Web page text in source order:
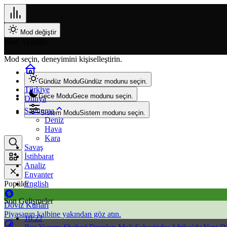
Mod değiştir
Mod seçin, deneyimini kişiselleştirin.
Gündüz ModuGündüz modunu seçin.
Gece ModuGece modunu seçin.
Sistem ModuSistem modunu seçin.
Popüler
Döviz Kurları
Piyasanın kalbine yakından göz atın.
Türkiye
Dünya
Savunma
Deniz
Hava
Kara
Savaş
İstihbarat
Analiz
Envanter
English
Son Gelişmeler
10:22